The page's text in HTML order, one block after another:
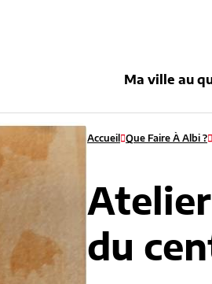
Ma ville au
Accueil Que Faire À Albi ?
du